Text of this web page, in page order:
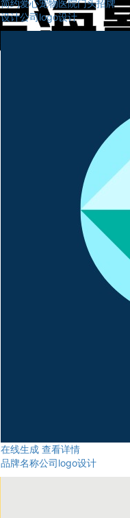
简约爱心宠物医院门头招牌
设计公司logo设计
在线生成 查看详情
品牌名称公司logo设计